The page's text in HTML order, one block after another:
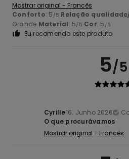
Mostrar original - Francês
Conforto: 5 /5 Relação
Grande Material: 5/5 Cor: 5 /5
Eu recomendo este produto
5/5
Cyrille16. Junho 2026
O que procurávamos
Mostrar original - Francês